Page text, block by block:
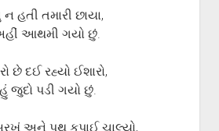
હતી તમારી છાયા,
આથમી ગયો છું.
છે દઈ રહ્યો ઈશારો,
જુદો પડી ગયો છું.
અને પથ કપાઈ ચાલ્યો,